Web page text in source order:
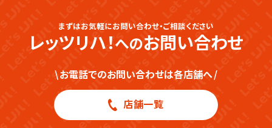
まずはお気軽にお問い合わせ・ご相談ください
レッツリハ！へのお問い合わせ
\お電話でのお問い合わせは各店舗へ/
店舗一覧